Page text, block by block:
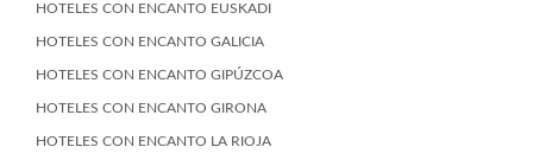
HOTELES CON ENCANTO EUSKADI
HOTELES CON ENCANTO GALICIA
HOTELES CON ENCANTO GIPÚZCOA
HOTELES CON ENCANTO GIRONA
HOTELES CON ENCANTO LA RIOJA